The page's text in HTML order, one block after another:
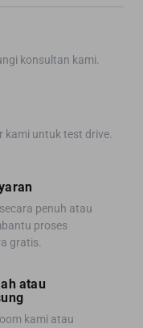
konsultan kami.
untuk test drive.
penuh atau
proses
gratis.
atau
kami atau